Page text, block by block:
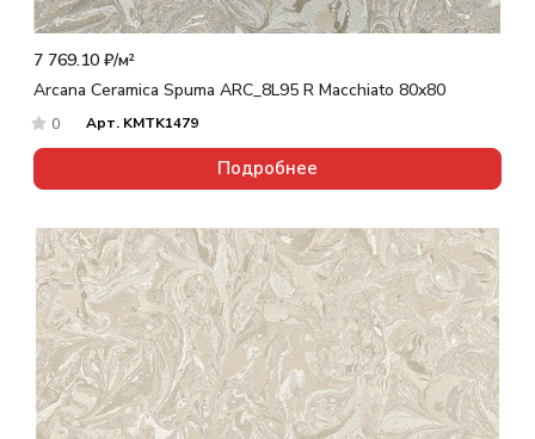
7 769.10 ₽/м²
Arcana Ceramica Spuma ARC_8L95 R Macchiato 80x80
0 Арт. KMTK1479
Подробнее